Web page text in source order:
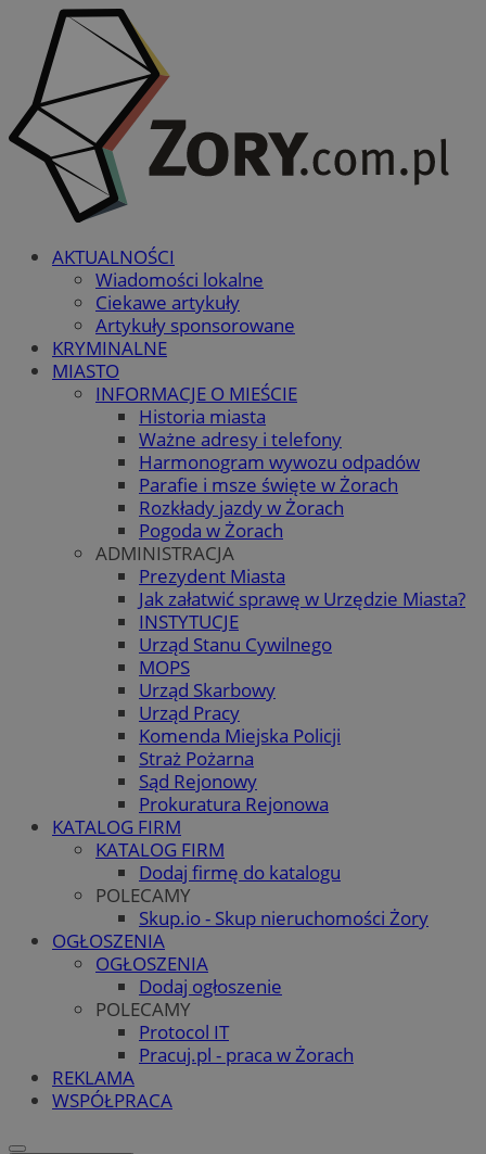
AKTUALNOŚCI
Wiadomości lokalne
Ciekawe artykuły
Artykuły sponsorowane
KRYMINALNE
MIASTO
INFORMACJE O MIEŚCIE
Historia miasta
Ważne adresy i telefony
Harmonogram wywozu odpadów
Parafie i msze święte w Żorach
Rozkłady jazdy w Żorach
Pogoda w Żorach
ADMINISTRACJA
Prezydent Miasta
Jak załatwić sprawę w Urzędzie Miasta?
INSTYTUCJE
Urząd Stanu Cywilnego
MOPS
Urząd Skarbowy
Urząd Pracy
Komenda Miejska Policji
Straż Pożarna
Sąd Rejonowy
Prokuratura Rejonowa
KATALOG FIRM
KATALOG FIRM
Dodaj firmę do katalogu
POLECAMY
Skup.io - Skup nieruchomości Żory
OGŁOSZENIA
OGŁOSZENIA
Dodaj ogłoszenie
POLECAMY
Protocol IT
Pracuj.pl - praca w Żorach
REKLAMA
WSPÓŁPRACA